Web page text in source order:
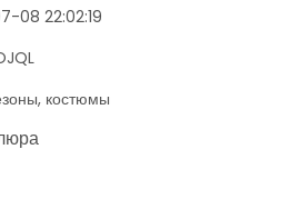
08 22:02:19
костюмы